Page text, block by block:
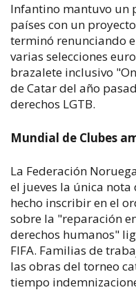
Infantino mantuvo un
países con un
terminó renunciando
varias selecciones
brazalete inclusivo
de Catar del año
derechos LGTB.
Mundial de Clubes
La Federación
el jueves la única nota
hecho inscribir en el
sobre la "reparación
derechos humanos"
FIFA. Familias de
las obras del torneo
tiempo